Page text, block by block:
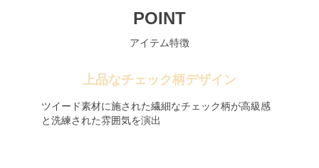
POINT
アイテム特徴
上品なチェック柄デザイン
ツイード素材に施された繊細なチェック柄が高級感
と洗練された雰囲気を演出